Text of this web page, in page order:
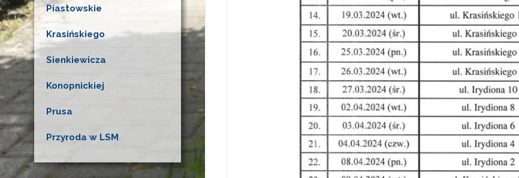
Piastowskie
Krasińskiego
Sienkiewicza
Konopnickiej
Prusa
Przyroda w LSM